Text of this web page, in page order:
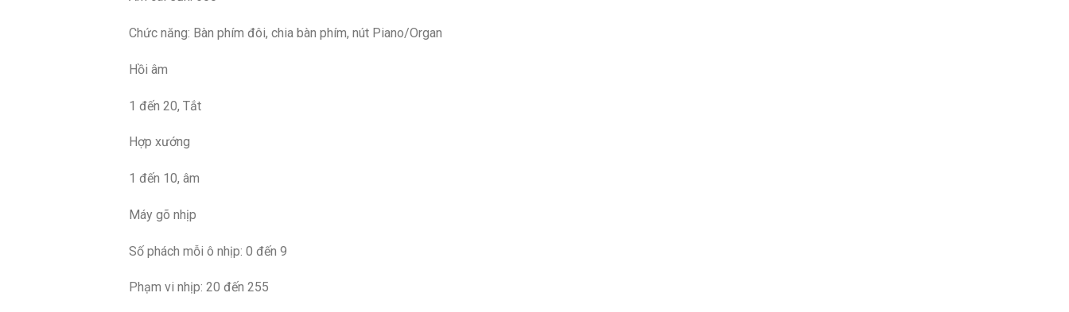
Chức năng: Bàn phím đôi, chia bàn phím, nút Piano/Organ
Hồi âm
1 đến 20, Tắt
Hợp xướng
1 đến 10, âm
Máy gõ nhịp
Số phách mỗi ô nhịp: 0 đến 9
Phạm vi nhịp: 20 đến 255